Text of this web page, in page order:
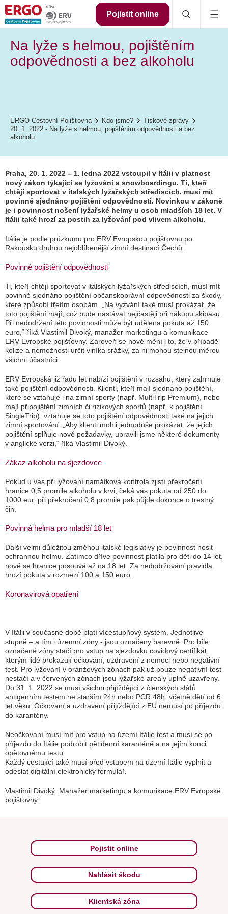
Pojistit online
Na lyže s helmou, pojištěním
odpovědnosti a bez alkoholu
ERGO Cestovní Pojišťovna Kdo jsme?
Tiskové zprávy
20. 1. 2022 - Na lyže s helmou, pojištěním odpovědnosti a bez
alkoholu
Praha, 20. 1. 2022 – 1. ledna 2022 vstoupil v Itálii v platnost
nový zákon týkající se lyžování a snowboardingu. Ti, kteří
chtějí sportovat v italských lyžařských střediscích, musí mít
povinně sjednáno pojištění odpovědnosti. Novinkou v zákoně
je i povinnost nošení lyžařské helmy u osob mladších 18 let. V
Itálii také hrozí za postih za lyžování pod vlivem alkoholu.
Itálie je podle průzkumu pro ERV Evropskou pojišťovnu po
Rakousku druhou nejoblíbenější zimní destinací Čechů.
Povinné pojištění odpovědnosti
Ti, kteří chtějí sportovat v italských lyžařských střediscích, musí mít
povinně sjednáno pojištění občanskoprávní odpovědnosti za škody,
které způsobí třetím osobám.
„Na vyzvání také musí prokázat, že
toto pojištění mají, což bude nastávat nejčastěji při nákupu skipasu.
Při nedodržení této povinnosti může být udělena pokuta až 150
euro,“ říká Vlastimil Divoký, manažer marketingu a komunikace
ERV Evropské pojišťovny. Zároveň se nově mění i to, že v případě
kolize a nemožnosti určit viníka srážky, za ni mohou stejnou měrou
všichni účastníci.
ERV Evropská již řadu let nabízí pojištění v rozsahu, který zahrnuje
také pojištění odpovědnosti. Klienti, kteří mají sjednáno pojištění,
které se vztahuje i na zimní sporty (např. MultiTrip Premium), nebo
mají připojištění zimních či rizikových sportů (např. k pojištění
SingleTrip), vztahuje se toto pojištění odpovědnosti také na jejich
zimní sportování.
„Aby klienti mohli jednoduše prokázat, že jejich
pojištění splňuje nové požadavky, upravili jsme některé dokumenty
v anglické verzi,“ říká Vlastimil Divoký.
Zákaz alkoholu na sjezdovce
Pokud u vás při lyžování namátková kontrola zjistí překročení
hranice 0,5 promile alkoholu v krvi, čeká vás pokuta od 250 do
1000 eur, při překročení 0,8 promile pak půjde dokonce o trestný
čin.
Povinná helma pro mladší 18 let
Další velmi důležitou změnou italské legislativy je povinnost nosit
ochrannou helmu. Zatímco dříve povinnost platila pro děti do 14 let,
nově se hranice posouvá až na 18 let. Za nedodržování pravidla
hrozí pokuta v rozmezí 100 a 150 euro.
Koronavirová opatření
V Itálii v současné době platí vícestupňový systém. Jednotlivé
stupně – a tím i územní zóny - jsou označeny barevně. Pro bíle
označené zóny stačí pro vstup na sjezdovku covidový certifikát,
kterým lidé prokazují očkování, uzdravení z nemoci nebo negativní
test. Pro lyžování v oranžových zónách pak už pouze negativní test
nestačí a v červených zónách jsou lyžařské areály úplně uzavřeny.
Do 31. 1. 2022 se musí všichni přijíždějící z členských států
antigenním testem ne starším 24h nebo PCR 48h, včetně dětí od 6
let věku. Očkovaní a uzdravení přijíždějící z EU nemusí po příjezdu
do karantény.
Neočkovaní musí mít pro vstup na území Itálie test a musí se po
příjezdu do Itálie podrobit pětidenní karanténě a na jejím konci
opětovnému testu.
Každý cestující také musí před vstupem na území Itálie vyplnit a
odeslat digitální elektronický formulář.
Vlastimil Divoký, Manažer marketingu a komunikace ERV Evropské
pojišťovny
Pojistit online
Nahlásit škodu
Klientská zóna